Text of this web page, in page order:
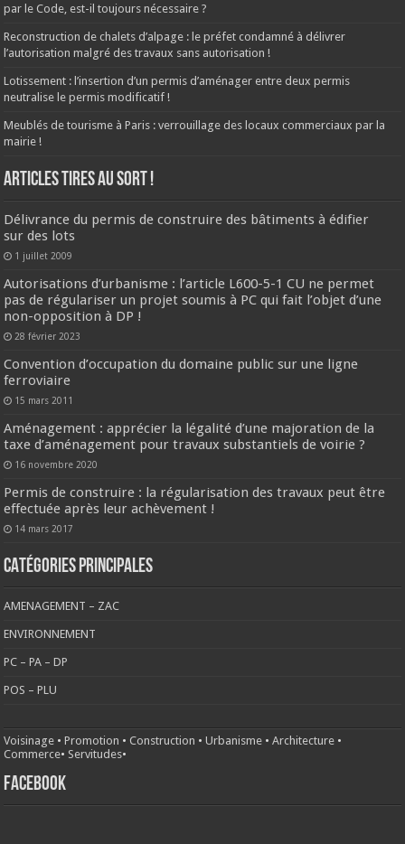
par le Code, est-il toujours nécessaire ?
Reconstruction de chalets d’alpage : le préfet condamné à délivrer
l’autorisation malgré des travaux sans autorisation !
Lotissement : l’insertion d’un permis d’aménager entre deux permis
neutralise le permis modificatif !
Meublés de tourisme à Paris : verrouillage des locaux commerciaux par la
mairie !
ARTICLES TIRES AU SORT !
Délivrance du permis de construire des bâtiments à édifier
sur des lots
1 juillet 2009
Autorisations d’urbanisme : l’article L600-5-1 CU ne permet
pas de régulariser un projet soumis à PC qui fait l’objet d’une
non-opposition à DP !
28 février 2023
Convention d’occupation du domaine public sur une ligne
ferroviaire
15 mars 2011
Aménagement : apprécier la légalité d’une majoration de la
taxe d’aménagement pour travaux substantiels de voirie ?
16 novembre 2020
Permis de construire : la régularisation des travaux peut être
effectuée après leur achèvement !
14 mars 2017
CATÉGORIES PRINCIPALES
AMENAGEMENT – ZAC
ENVIRONNEMENT
PC – PA – DP
POS – PLU
Voisinage •Promotion •Construction •Urbanisme •Architecture •
Commerce• Servitudes•
FACEBOOK